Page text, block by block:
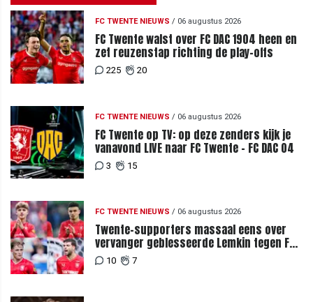
FC TWENTE NIEUWS / 06 augustus 2026
FC Twente walst over FC DAC 1904 heen en
zet reuzenstap richting de play-offs
225 20
FC TWENTE NIEUWS / 06 augustus 2026
FC Twente op TV: op deze zenders kijk je
vanavond LIVE naar FC Twente - FC DAC 04
3 15
FC TWENTE NIEUWS / 06 augustus 2026
Twente-supporters massaal eens over
vervanger geblesseerde Lemkin tegen FC
DAC 04
10 7